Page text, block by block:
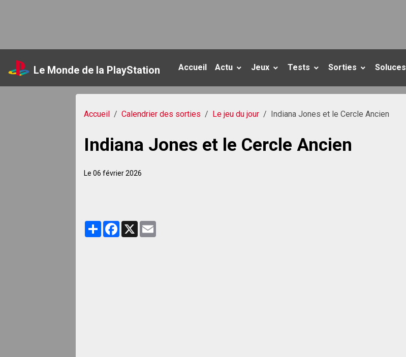
Le Monde de la PlayStation Accueil Actu Jeux Tests Sorties Soluces
Accueil Calendrier des sorties Le jeu du jour Indiana Jones et le Cercle Ancien
Indiana Jones et le Cercle Ancien
Le 06 février 2026
PartagerFacebook
X